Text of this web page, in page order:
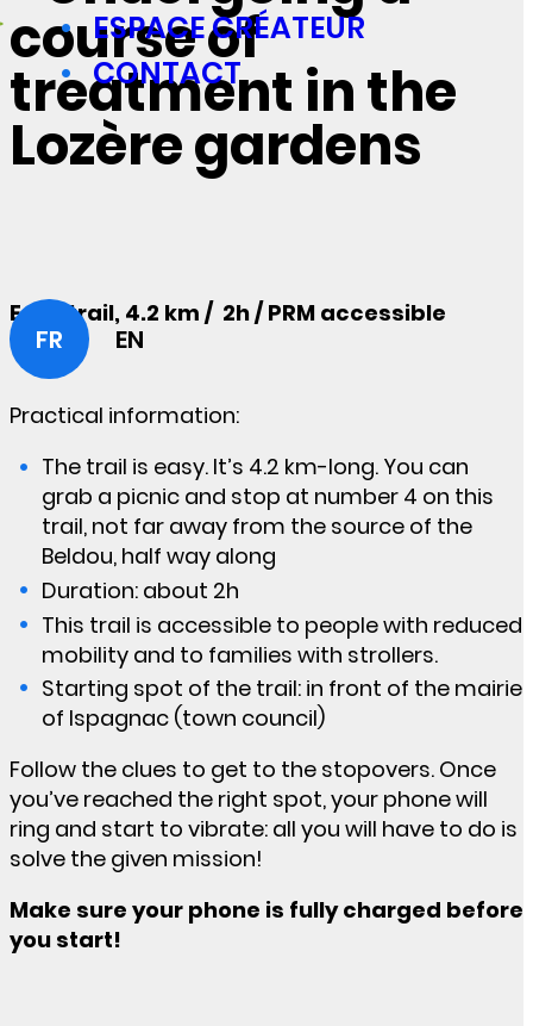
ESPACE CRÉATEUR
CONTACT
FR EN
course of
treatment in the
Lozère gardens
Easy trail, 4.2 km / 2h / PRM accessible
Practical information:
The trail is easy. It’s 4.2 km-long. You can
grab a picnic and stop at number 4 on this
trail, not far away from the source of the
Beldou, half way along
Duration: about 2h
This trail is accessible to people with reduced
mobility and to families with strollers.
Starting spot of the trail: in front of the mairie
of Ispagnac (town council)
Follow the clues to get to the stopovers. Once
you’ve reached the right spot, your phone will
ring and start to vibrate: all you will have to do is
solve the given mission!
Make sure your phone is fully charged before
you start!